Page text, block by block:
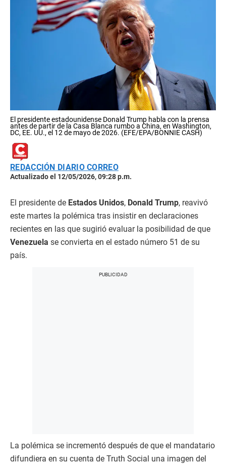
El presidente estadounidense Donald Trump habla con la prensa
antes de partir de la Casa Blanca rumbo a China, en Washington,
DC, EE. UU., el 12 de mayo de 2026. (EFE/EPA/BONNIE CASH)
REDACCIÓN DIARIO CORREO
Actualizado el 12/05/2026, 09:28 p.m.
El presidente de Estados Unidos, Donald Trump, reavivó
este martes la polémica tras insistir en declaraciones
recientes en las que sugirió evaluar la posibilidad de que
Venezuela se convierta en el estado número 51 de su
país.
La polémica se incrementó después de que el mandatario
difundiera en su cuenta de Truth Social una imagen del